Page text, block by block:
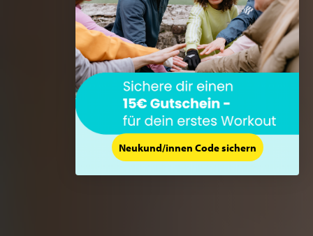
Neukund/innen Code sichern